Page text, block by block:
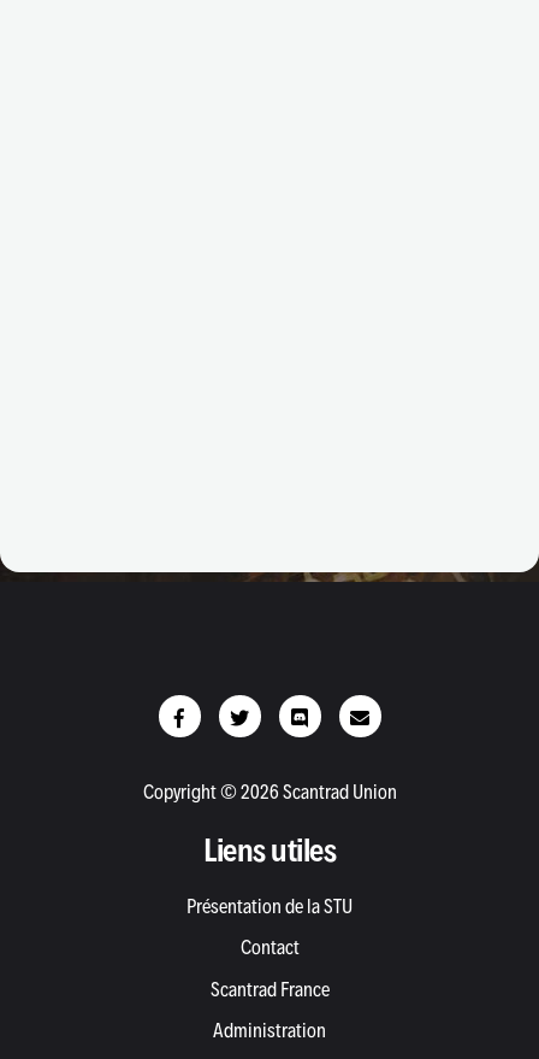
Copyright © 2026 Scantrad Union
Liens utiles
Présentation de la STU
Contact
Scantrad France
Administration